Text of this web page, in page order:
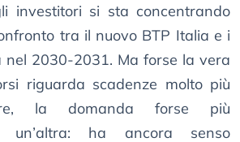
investitori si sta concentrando
tra il nuovo BTP Italia e i
nel 2030-2031. Ma forse la vera
riguarda scadenze molto più
la domanda forse più
un’altra: ha ancora senso